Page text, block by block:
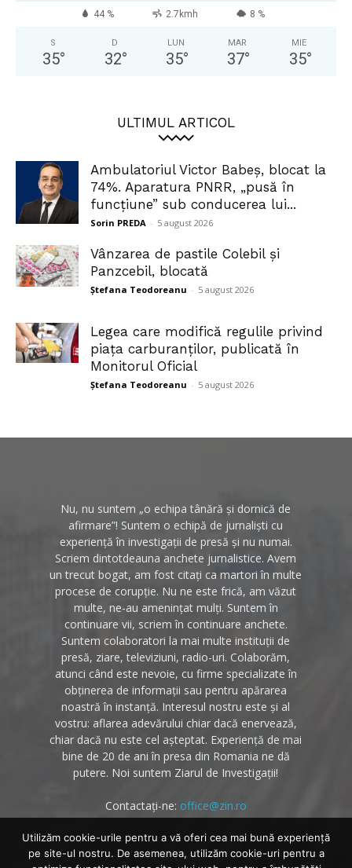
44 % 2.7kmh 8 %
S
35°
D
32°
LUN
35°
MAR
37°
MIE
35°
ULTIMUL ARTICOL
Ambulatoriul Victor Babeș, blocat la
74%. Aparatura PNRR, „pusă în
funcțiune” sub conducerea lui...
Sorin PREDA - 5 august 2026
Vânzarea de pastile Colebil și
Panzcebil, blocată
Ștefana Teodoreanu - 5 august 2026
Legea care modifică regulile privind
piața carburanților, publicată în
Monitorul Oficial
Ștefana Teodoreanu - 5 august 2026
Nu, nu suntem „o echipa tânără și dornică de
afirmare”! Suntem o echipă de jurnaliști cu
experiență în investigații de presă și nu numai.
Scriem dintotdeauna anchete jurnalistice. Avem
un trecut bogat, am fost citați ca martori în multe
procese de corupție. Nu ne este frică, am văzut
multe, ne-au amenințat mulți. Suntem în
continuare vii, scriem în continuare anchete.
Suntem colaboratori la mai multe instituții de
presă, ziare, televiziuni, radio-uri. Colaborăm,
atunci când este nevoie, cu firme specializate în
obținerea de informații sau pentru apărarea
noastră în instanță. Interesul nostru este și al
vostru: aflarea adevărului chiar dacă enervează,
chiar dacă nu este cel așteptat. Experiență de mai
bine de 20 de ani în presa din Romania ne dă
putere. Noi suntem Ziarul de Investigații!
Contactați-ne: office@zin.ro
Utilizăm cookie-urile pentru a vă oferi cea mai bună experiență
pe site-ul nostru. De asemenea, utilizăm cookie-uri pentru a